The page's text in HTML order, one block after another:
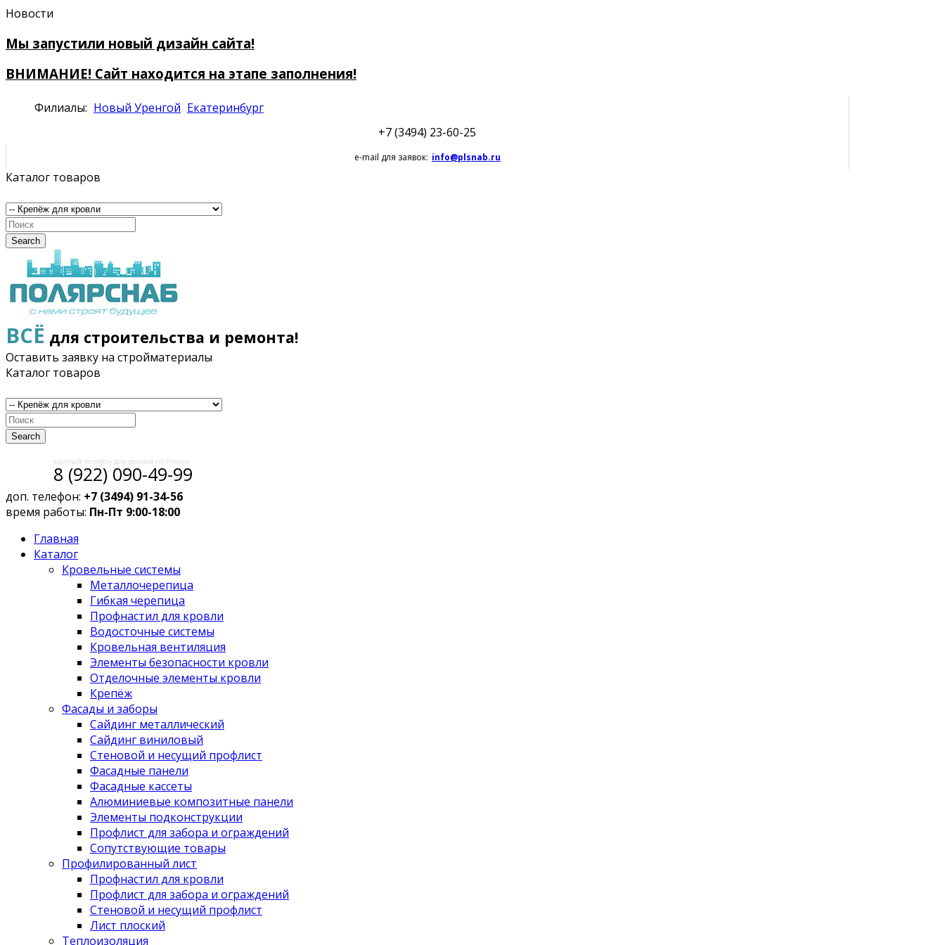
Новости
Мы запустили новый дизайн сайта!
ВНИМАНИЕ! Сайт находится на этапе заполнения!
Филиалы: Новый Уренгой Екатеринбург
+7 (3494) 23-60-25
e-mail для заявок: info@plsnab.ru
Каталог товаров
Search
ВСЁ для строительства и ремонта!
Оставить заявку на стройматериалы
Каталог товаров
Search
единый телефон для звонков по России:
8 (922) 090-49-99
доп. телефон: +7 (3494) 91-34-56
время работы: Пн-Пт 9:00-18:00
Главная
Каталог
Кровельные системы
Металлочерепица
Гибкая черепица
Профнастил для кровли
Водосточные системы
Кровельная вентиляция
Элементы безопасности кровли
Отделочные элементы кровли
Крепёж
Фасады и заборы
Сайдинг металлический
Сайдинг виниловый
Стеновой и несущий профлист
Фасадные панели
Фасадные кассеты
Алюминиевые композитные панели
Элементы подконструкции
Профлист для забора и ограждений
Сопутствующие товары
Профилированный лист
Профнастил для кровли
Профлист для забора и ограждений
Стеновой и несущий профлист
Лист плоский
Теплоизоляция